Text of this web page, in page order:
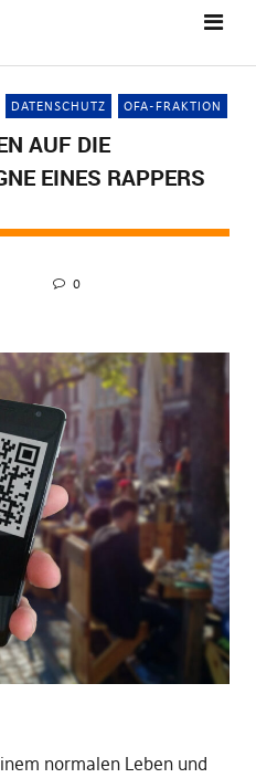
DATENSCHUTZ OFA-FRAKTION
AUF DIE
EINES RAPPERS
0
normalen Leben und